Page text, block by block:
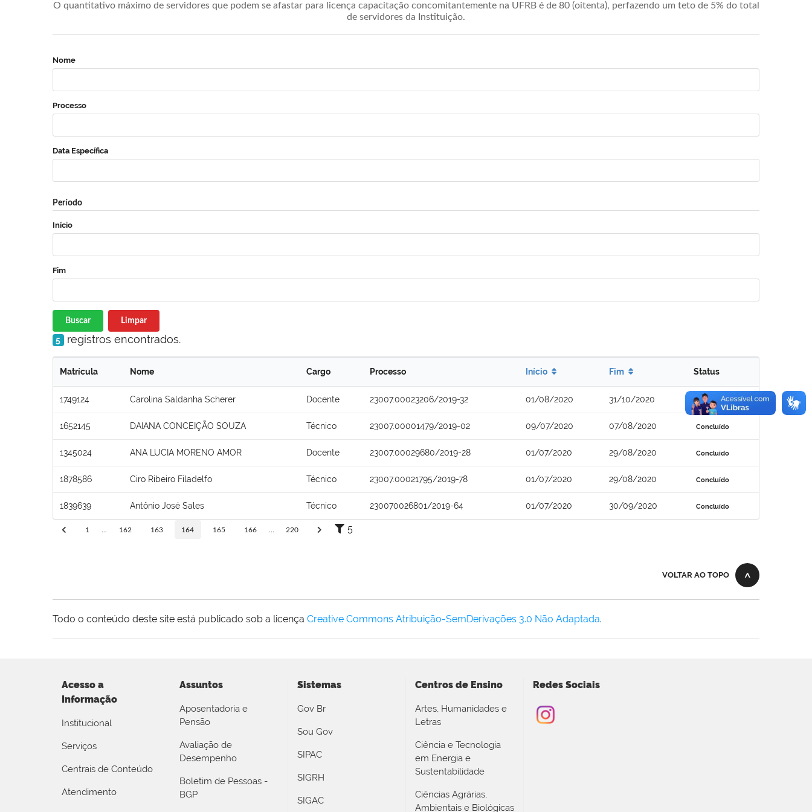
O quantitativo máximo de servidores que podem se afastar para licença capacitação concomitantemente na UFRB é de 80 (oitenta), perfazendo um teto de 5% do total
de servidores da Instituição.
Nome
Processo
Data Específica
Período
Início
Fim
Buscar Limpar
5 registros encontrados.
Matrícula Nome Cargo Processo Início Fim Status
1749124 Carolina Saldanha Scherer Docente 23007.00023206/2019-32 01/08/2020 31/10/2020 Concluído
1652145 DAIANA CONCEIÇÃO SOUZA Técnico 23007.00001479/2019-02 09/07/2020 07/08/2020 Concluído
1345024 ANA LUCIA MORENO AMOR Docente 23007.00029680/2019-28 01/07/2020 29/08/2020 Concluído
1878586 Ciro Ribeiro Filadelfo Técnico 23007.00021795/2019-78 01/07/2020 29/08/2020 Concluído
1839639 Antônio José Sales Técnico 230070026801/2019-64 01/07/2020 30/09/2020 Concluído
1 162 163 164 165 166 220 5
VOLTAR AO TOPO
Todo o conteúdo deste site está publicado sob a licença Creative Commons Atribuição-SemDerivações 3.0 Não Adaptada.
Acesso a
Informação
Institucional
Serviços
Centrais de Conteúdo
Atendimento
Assuntos
Aposentadoria e
Pensão
Avaliação de
Desempenho
Boletim de Pessoas -
BGP
Sistemas
Gov Br
Sou Gov
SIPAC
SIGRH
SIGAC
Centros de Ensino
Artes, Humanidades e
Letras
Ciência e Tecnologia
em Energia e
Sustentabilidade
Ciências Agrárias,
Ambientais e Biológicas
Redes Sociais